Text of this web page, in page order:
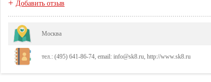
+ Добавить отзыв
Москва
тел.: (495) 641-86-74, email: info@sk8.ru, http://www.sk8.ru